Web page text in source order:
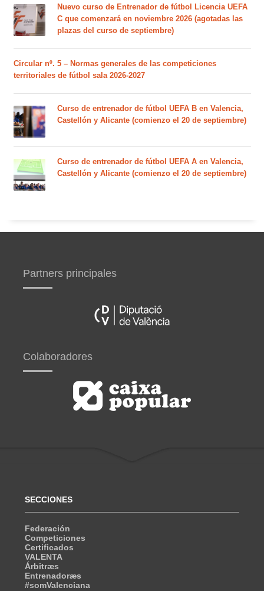
Nuevo curso de Entrenador de fútbol Licencia UEFA
C que comenzará en noviembre 2026 (agotadas las
plazas del curso de septiembre)
Circular nº. 5 – Normas generales de las competiciones
territoriales de fútbol sala 2026-2027
Curso de entrenador de fútbol UEFA B en Valencia,
Castellón y Alicante (comienzo el 20 de septiembre)
Curso de entrenador de fútbol UEFA A en Valencia,
Castellón y Alicante (comienzo el 20 de septiembre)
Partners principales
Colaboradores
SECCIONES
Federación
Competiciones
Certificados
VALENTA
Árbitræs
Entrenadoræs
#somValenciana